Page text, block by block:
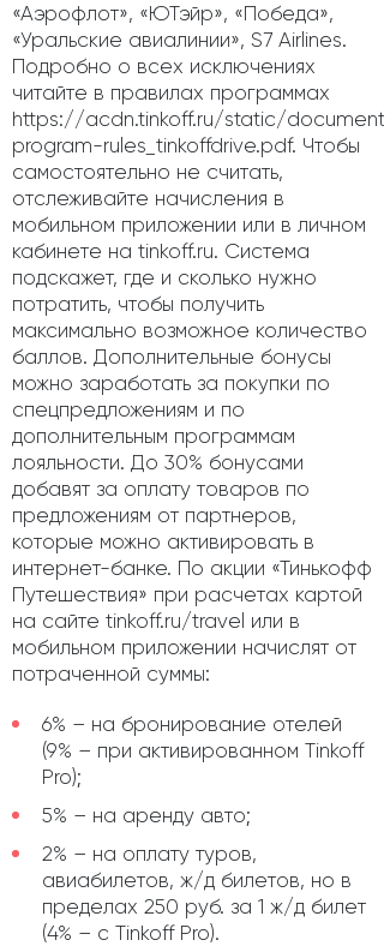
«Аэрофлот», «ЮТэйр», «Победа»,
«Уральские авиалинии», S7 Airlines.
Подробно о всех исключениях
читайте в правилах программах
https://acdn.tinkoff.ru/static/
program-rules_tinkoffdrive.pdf. Чтобы
самостоятельно не считать,
отслеживайте начисления в
мобильном приложении или в личном
кабинете на tinkoff.ru. Система
подскажет, где и сколько нужно
потратить, чтобы получить
максимально возможное количество
баллов. Дополнительные бонусы
можно заработать за покупки по
спецпредложениям и по
дополнительным программам
лояльности. До 30% бонусами
добавят за оплату товаров по
предложениям от партнеров,
которые можно активировать в
интернет-банке. По акции «Тинькофф
Путешествия» при расчетах картой
на сайте tinkoff.ru/travel или в
мобильном приложении начислят от
потраченной суммы:
6% – на бронирование отелей
(9% – при активированном Tinkoff
Pro);
5% – на аренду авто;
2% – на оплату туров,
авиабилетов, ж/д билетов, но в
пределах 250 руб. за 1 ж/д билет
(4% – с Tinkoff Pro).